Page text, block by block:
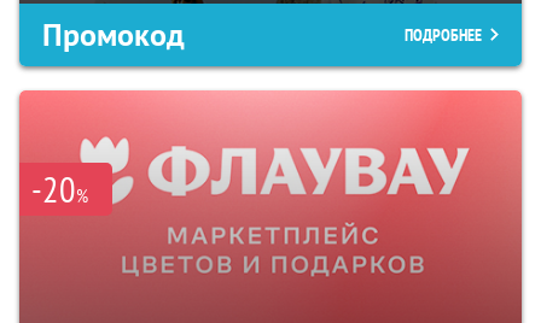
Промокод ПОДРОБНЕЕ
-20%